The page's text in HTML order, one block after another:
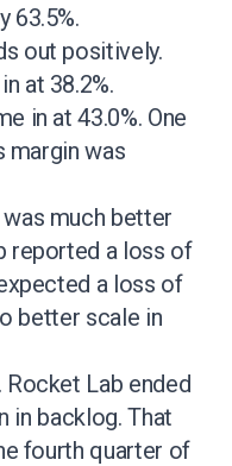
63.5%.
out positively.
at 38.2%.
in at 43.0%. One
margin was
much better
reported a loss of
a loss of
better scale in
Lab ended
in backlog. That
fourth quarter of